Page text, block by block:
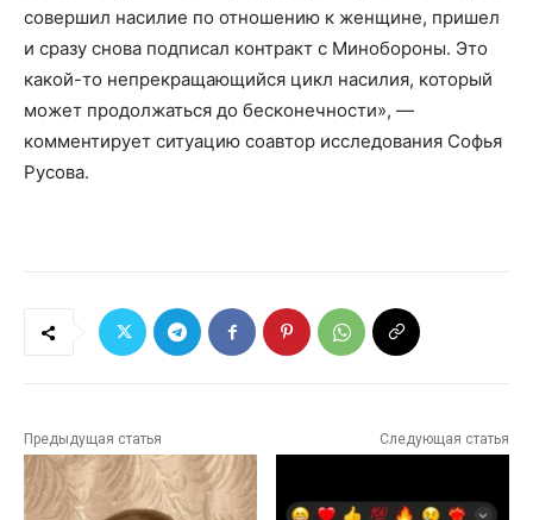
совершил насилие по отношению к женщине, пришел
и сразу снова подписал контракт с Минобороны. Это
какой-то непрекращающийся цикл насилия, который
может продолжаться до бесконечности», —
комментирует ситуацию соавтор исследования Софья
Русова.
Предыдущая статья Следующая статья